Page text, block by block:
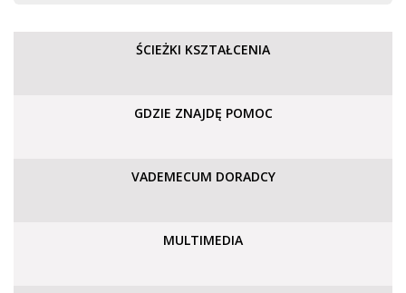
ŚCIEŻKI KSZTAŁCENIA
GDZIE ZNAJDĘ POMOC
VADEMECUM DORADCY
MULTIMEDIA